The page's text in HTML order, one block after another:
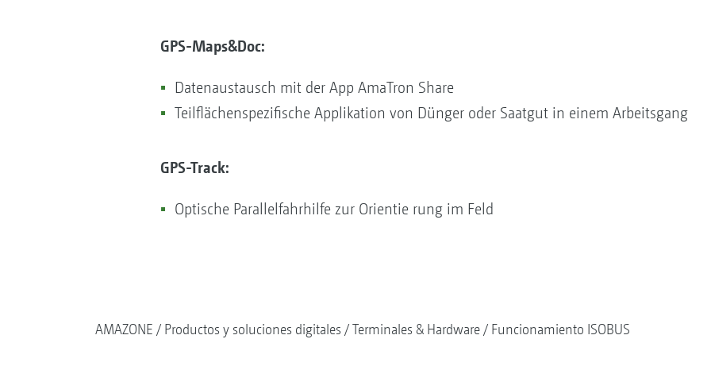
GPS-Maps&Doc:
Datenaustausch mit der App AmaTron Share
Teilflächenspezifische Applikation von Dünger oder Saatgut in einem Arbeitsgang
GPS-Track:​​​​​​​
Optische Parallelfahrhilfe zur Orientie rung im Feld
AMAZONE Productos y soluciones digitales Terminales & Hardware Funcionamiento ISOBUS